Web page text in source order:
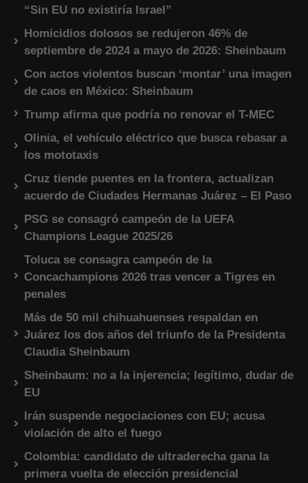
“Sin EU no existiría Israel”
Homicidios dolosos se redujeron 46% de
septiembre de 2024 a mayo de 2026: Sheinbaum
Con actos violentos buscan ‘montar’ una imagen
de caos en México: Sheinbaum
Trump afirma que podría no renovar el T-MEC
Olinia, el vehículo eléctrico que busca rebasar a
los mototaxis
Cruz tiende puentes en la frontera, actualizan
acuerdo de Ciudades Hermanas Juárez – El Paso
PSG se consagró campeón de la UEFA
Champions League 2025/26
Toluca se consagra campeón de la
Concachampions 2026 tras vencer a Tigres en
penales
Más de 50 mil chihuahuenses respaldan en
Juárez los dos años del triunfo de la Presidenta
Claudia Sheinbaum
Sheinbaum: no a la injerencia; legítimo, dudar de
EU
Irán suspende negociaciones con EU; acusa
violación de alto el fuego
Colombia: candidato de ultraderecha gana la
primera vuelta de elección presidencial